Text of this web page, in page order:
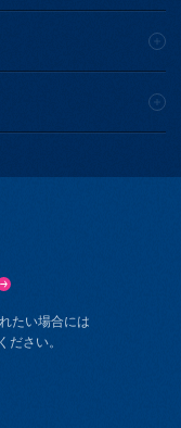
たい場合には
ださい。